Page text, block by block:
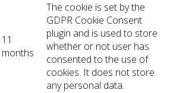
11
months
The cookie is set by the
GDPR Cookie Consent
plugin and is used to store
whether or not user has
consented to the use of
cookies. It does not store
any personal data.